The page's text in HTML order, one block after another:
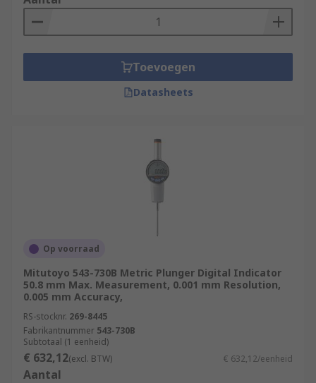
Toevoegen
Datasheets
Op voorraad
Mitutoyo 543-730B Metric Plunger Digital Indicator
50.8 mm Max. Measurement, 0.001 mm Resolution,
0.005 mm Accuracy,
RS-stocknr. 269-8445
Fabrikantnummer 543-730B
Subtotaal (1 eenheid)
€ 632,12(excl. BTW) € 632,12/eenheid
Aantal